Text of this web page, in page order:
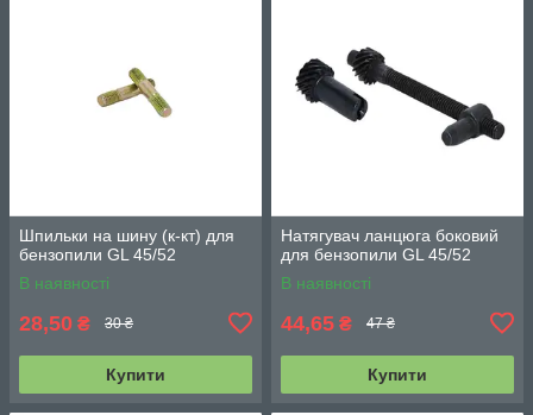
Шпильки на шину (к-кт) для
бензопили GL 45/52
В наявності
28,50 ₴ 30 ₴
Купити
Натягувач ланцюга боковий
для бензопили GL 45/52
В наявності
44,65 ₴ 47 ₴
Купити